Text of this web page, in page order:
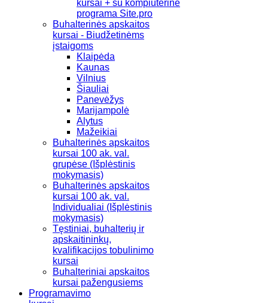
kursai + su kompiuterine
programa Site.pro
Buhalterinės apskaitos
kursai - Biudžetinėms
įstaigoms
Klaipėda
Kaunas
Vilnius
Šiauliai
Panevėžys
Marijampolė
Alytus
Mažeikiai
Buhalterinės apskaitos
kursai 100 ak. val.
grupėse (Išplėstinis
mokymasis)
Buhalterinės apskaitos
kursai 100 ak. val.
Individualiai (Išplėstinis
mokymasis)
Tęstiniai, buhalterių ir
apskaitininkų,
kvalifikacijos tobulinimo
kursai
Buhalteriniai apskaitos
kursai pažengusiems
Programavimo